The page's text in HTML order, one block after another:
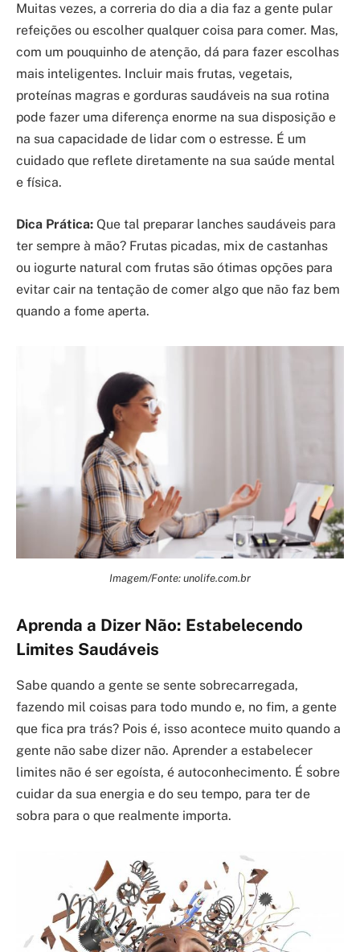
Muitas vezes, a correria do dia a dia faz a gente pular
refeições ou escolher qualquer coisa para comer. Mas,
com um pouquinho de atenção, dá para fazer escolhas
mais inteligentes. Incluir mais frutas, vegetais,
proteínas magras e gorduras saudáveis na sua rotina
pode fazer uma diferença enorme na sua disposição e
na sua capacidade de lidar com o estresse. É um
cuidado que reflete diretamente na sua saúde mental
e física.
Dica Prática: Que tal preparar lanches saudáveis para
ter sempre à mão? Frutas picadas, mix de castanhas
ou iogurte natural com frutas são ótimas opções para
evitar cair na tentação de comer algo que não faz bem
quando a fome aperta.
Imagem/Fonte: unolife.com.br
Aprenda a Dizer Não: Estabelecendo
Limites Saudáveis
Sabe quando a gente se sente sobrecarregada,
fazendo mil coisas para todo mundo e, no fim, a gente
que fica pra trás? Pois é, isso acontece muito quando a
gente não sabe dizer não. Aprender a estabelecer
limites não é ser egoísta, é autoconhecimento. É sobre
cuidar da sua energia e do seu tempo, para ter de
sobra para o que realmente importa.